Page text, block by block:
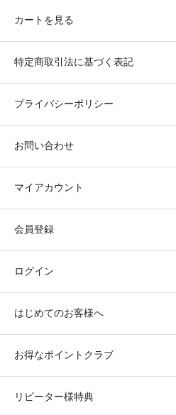
カートを見る
特定商取引法に基づく表記
プライバシーポリシー
お問い合わせ
マイアカウント
会員登録
ログイン
はじめてのお客様へ
お得なポイントクラブ
リピーター様特典